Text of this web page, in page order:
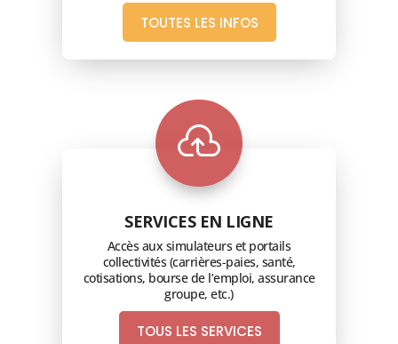
TOUTES LES INFOS

SERVICES EN LIGNE
Accès aux simulateurs et portails
collectivités (carrières-paies, santé,
cotisations, bourse de l’emploi, assurance
groupe, etc.)
TOUS LES SERVICES